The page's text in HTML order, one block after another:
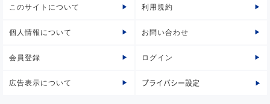
このサイトについて 利用規約
個人情報について お問い合わせ
会員登録 ログイン
広告表示について プライバシー設定